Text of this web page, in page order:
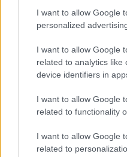
I want to allow Google
personalized
I want to allow Google
related to analytics like
device identifiers in
I want to allow Google
related to functionality
I want to allow Google
related to
Balsai Móninál jót is